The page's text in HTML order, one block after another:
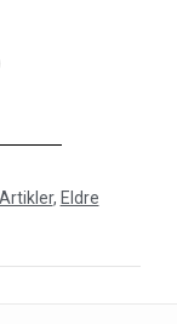
Artikler, Eldre